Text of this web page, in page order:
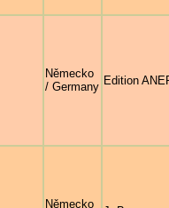
Německo
/ Germany Edition
Německo